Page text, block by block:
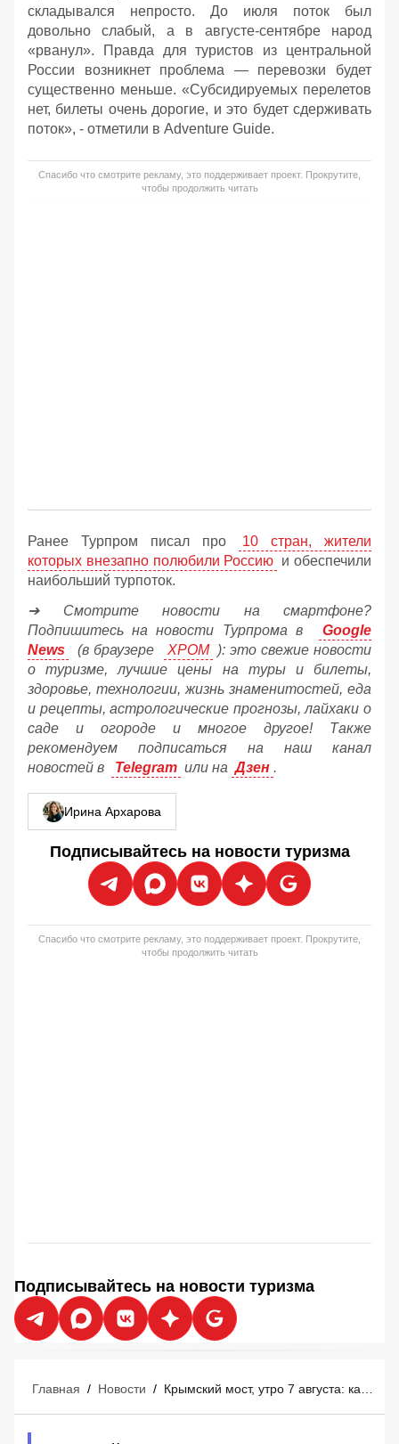
складывался непросто. До июля поток был
довольно слабый, а в августе-сентябре народ
«рванул». Правда для туристов из центральной
России возникнет проблема — перевозки будет
существенно меньше. «Субсидируемых перелетов
нет, билеты очень дорогие, и это будет сдерживать
поток», - отметили в Adventure Guide.
Спасибо что смотрите рекламу, это поддерживает проект. Прокрутите,
чтобы продолжить читать
Ранее Турпром писал про
10 стран, жители
которых внезапно полюбили Россию и обеспечили
наибольший турпоток.
➔ Смотрите новости на смартфоне?
Подпишитесь на новости Турпрома в
Google
News
(в браузере ХРОМ
): это свежие новости
о туризме, лучшие цены на туры и билеты,
здоровье, технологии, жизнь знаменитостей, еда
и рецепты, астрологические прогнозы, лайхаки о
саде и огороде и многое другое! Также
рекомендуем подписаться на наш канал
новостей в
Telegram или на Дзен .
Ирина Архарова
Подписывайтесь на новости туризма
Спасибо что смотрите рекламу, это поддерживает проект. Прокрутите,
чтобы продолжить читать
Подписывайтесь на новости туризма
Главная / Новости /